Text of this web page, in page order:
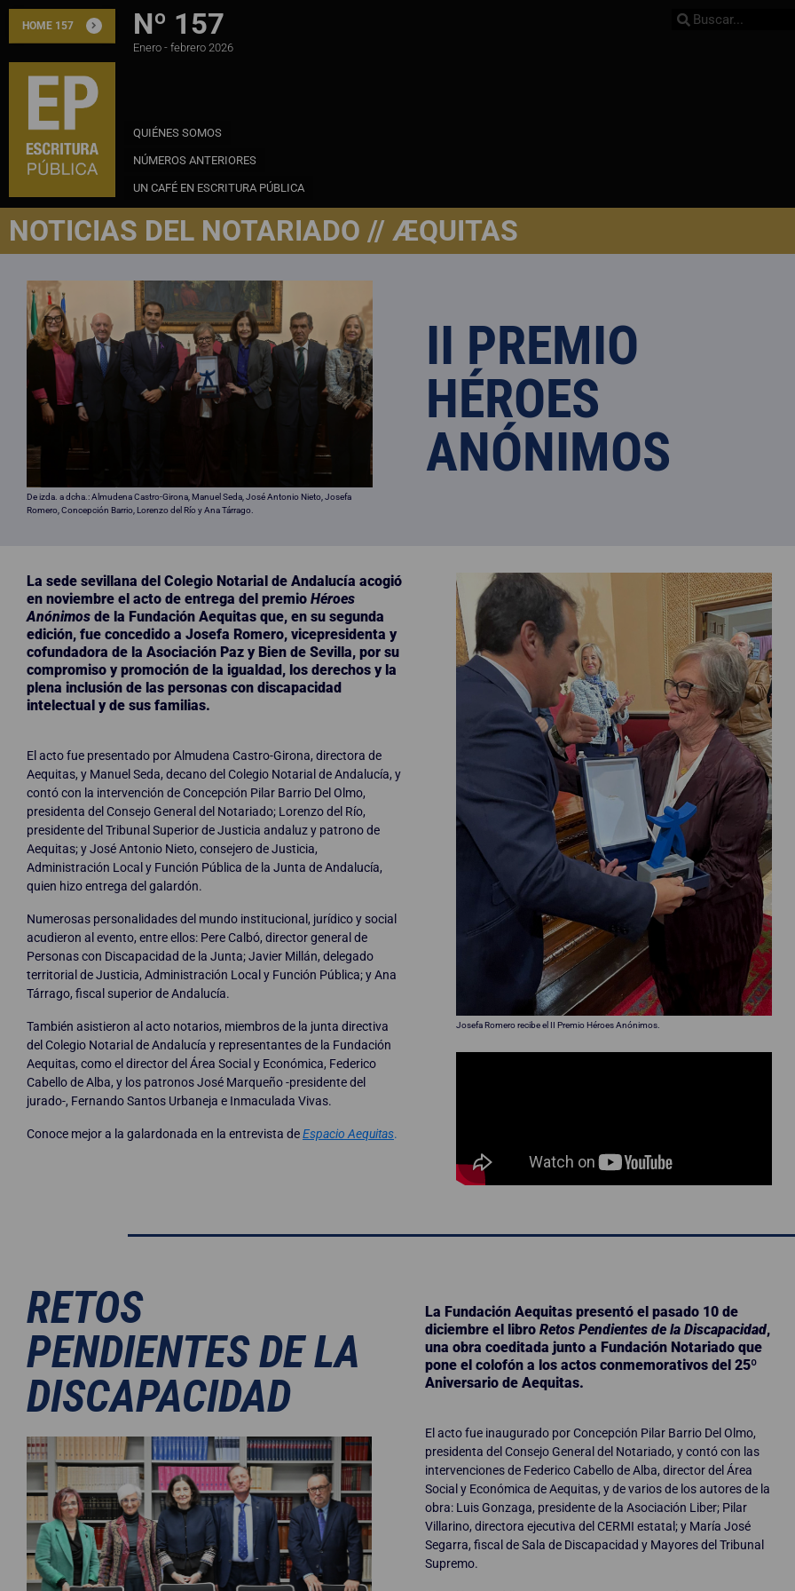
HOME 157 Nº 157
Enero - febrero 2026
QUIÉNES SOMOS
NÚMEROS ANTERIORES
UN CAFÉ EN ESCRITURA PÚBLICA
NOTICIAS DEL NOTARIADO // ÆQUITAS
De izda. a dcha.: Almudena Castro-Girona, Manuel Seda, José Antonio Nieto, Josefa
Romero, Concepción Barrio, Lorenzo del Río y Ana Tárrago.
II PREMIO
HÉROES
ANÓNIMOS
La sede sevillana del Colegio Notarial de Andalucía acogió
en noviembre el acto de entrega del premio Héroes
Anónimos de la Fundación Aequitas que, en su segunda
edición, fue concedido a Josefa Romero, vicepresidenta y
cofundadora de la Asociación Paz y Bien de Sevilla, por su
compromiso y promoción de la igualdad, los derechos y la
plena inclusión de las personas con discapacidad
intelectual y de sus familias.
El acto fue presentado por Almudena Castro-Girona, directora de
Aequitas, y Manuel Seda, decano del Colegio Notarial de Andalucía, y
contó con la intervención de Concepción Pilar Barrio Del Olmo,
presidenta del Consejo General del Notariado; Lorenzo del Río,
presidente del Tribunal Superior de Justicia andaluz y patrono de
Aequitas; y José Antonio Nieto, consejero de Justicia,
Administración Local y Función Pública de la Junta de Andalucía,
quien hizo entrega del galardón.
Numerosas personalidades del mundo institucional, jurídico y social
acudieron al evento, entre ellos: Pere Calbó, director general de
Personas con Discapacidad de la Junta; Javier Millán, delegado
territorial de Justicia, Administración Local y Función Pública; y Ana
Tárrago, fiscal superior de Andalucía.
También asistieron al acto notarios, miembros de la junta directiva
del Colegio Notarial de Andalucía y representantes de la Fundación
Aequitas, como el director del Área Social y Económica, Federico
Cabello de Alba, y los patronos José Marqueño -presidente del
jurado-, Fernando Santos Urbaneja e Inmaculada Vivas.
Conoce mejor a la galardonada en la entrevista deEspacio Aequitas.
Josefa Romero recibe el II Premio Héroes Anónimos.
RETOS
PENDIENTES DE LA
DISCAPACIDAD
La Fundación Aequitas presentó el pasado 10 de
diciembre el libro Retos Pendientes de la Discapacidad,
una obra coeditada junto a Fundación Notariado que
pone el colofón a los actos conmemorativos del 25º
Aniversario de Aequitas.
El acto fue inaugurado por Concepción Pilar Barrio Del Olmo,
presidenta del Consejo General del Notariado, y contó con las
intervenciones de Federico Cabello de Alba, director del Área
Social y Económica de Aequitas, y de varios de los autores de la
obra: Luis Gonzaga, presidente de la Asociación Liber; Pilar
Villarino, directora ejecutiva del CERMI estatal; y María José
Segarra, fiscal de Sala de Discapacidad y Mayores del Tribunal
Supremo.